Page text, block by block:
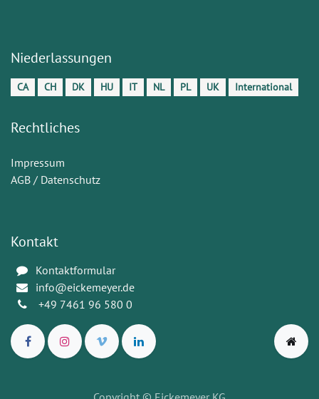
Niederlassungen
CA CH DK HU IT NL PL UK International
Rechtliches
Impressum
AGB / Datenschutz
Kontakt
Kontaktformular
info@eickemeyer.de
+49 7461 96 580 0